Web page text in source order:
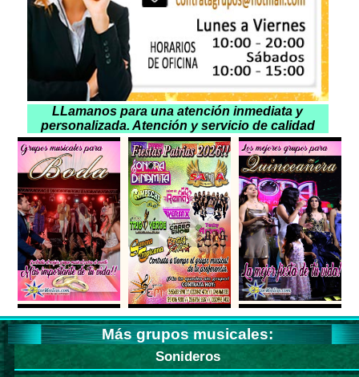
LLamanos para una atención inmediata y
personalizada. Atención y servicio de calidad
Más grupos musicales:
Sonideros